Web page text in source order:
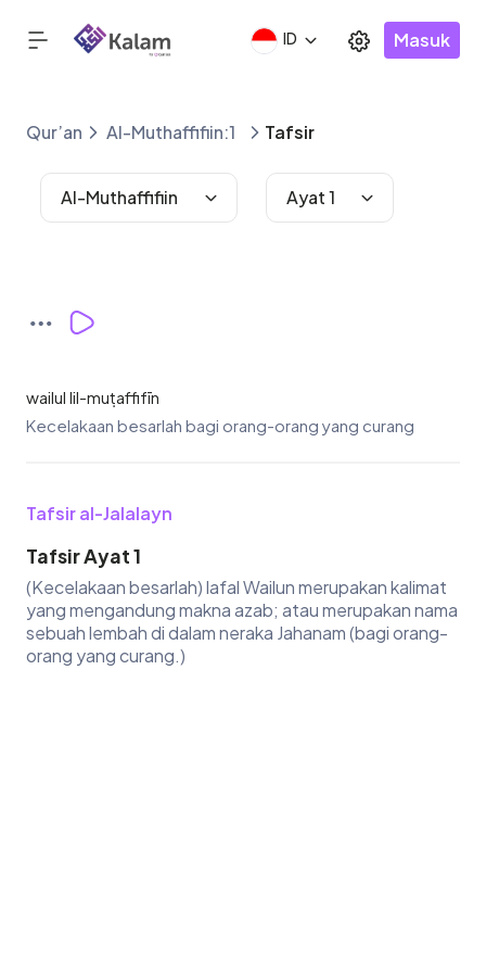
ID Masuk
Qur’an Al-Muthaffifiin:1 Tafsir
Al-Muthaffifiin Ayat 1
wailul lil-muṭaffifīn
Kecelakaan besarlah bagi orang-orang yang curang
Tafsir al-Jalalayn
Tafsir Ayat 1
(Kecelakaan besarlah) lafal Wailun merupakan kalimat
yang mengandung makna azab; atau merupakan nama
sebuah lembah di dalam neraka Jahanam (bagi orang-
orang yang curang.)